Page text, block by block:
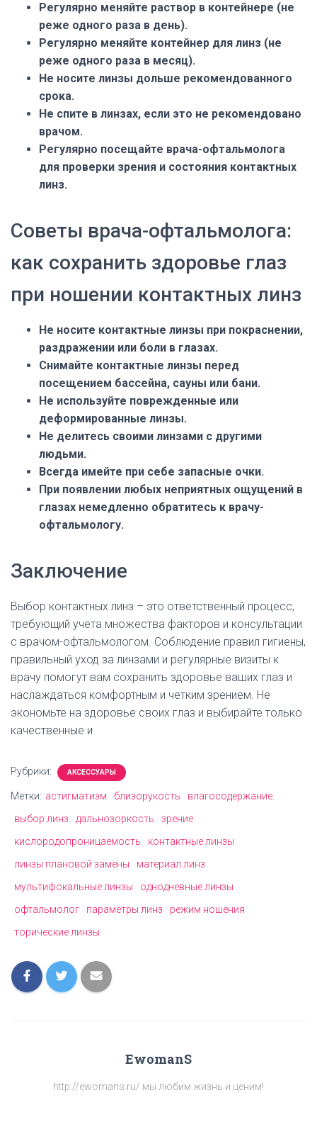
Регулярно меняйте раствор в контейнере (не
реже одного раза в день).
Регулярно меняйте контейнер для линз (не
реже одного раза в месяц).
Не носите линзы дольше рекомендованного
срока.
Не спите в линзах, если это не рекомендовано
врачом.
Регулярно посещайте врача-офтальмолога
для проверки зрения и состояния контактных
линз.
Советы врача-офтальмолога:
как сохранить здоровье глаз
при ношении контактных линз
Не носите контактные линзы при покраснении,
раздражении или боли в глазах.
Снимайте контактные линзы перед
посещением бассейна, сауны или бани.
Не используйте поврежденные или
деформированные линзы.
Не делитесь своими линзами с другими
людьми.
Всегда имейте при себе запасные очки.
При появлении любых неприятных ощущений в
глазах немедленно обратитесь к врачу-
офтальмологу.
Заключение
Выбор контактных линз – это ответственный процесс,
требующий учета множества факторов и консультации
с врачом-офтальмологом. Соблюдение правил гигиены,
правильный уход за линзами и регулярные визиты к
врачу помогут вам сохранить здоровье ваших глаз и
наслаждаться комфортным и четким зрением. Не
экономьте на здоровье своих глаз и выбирайте только
качественные и
Рубрики: АКСЕССУАРЫ
Метки: астигматизм близорукость
влагосодержание.
выбор линз
дальнозоркость
зрение
кислородопроницаемость
контактные линзы
линзы плановой замены
материал линз
мультифокальные линзы
однодневные линзы
офтальмолог
параметры линз
режим ношения
торические линзы
EwomanS
http://ewomans.ru/ мы любим жизнь и ценим!